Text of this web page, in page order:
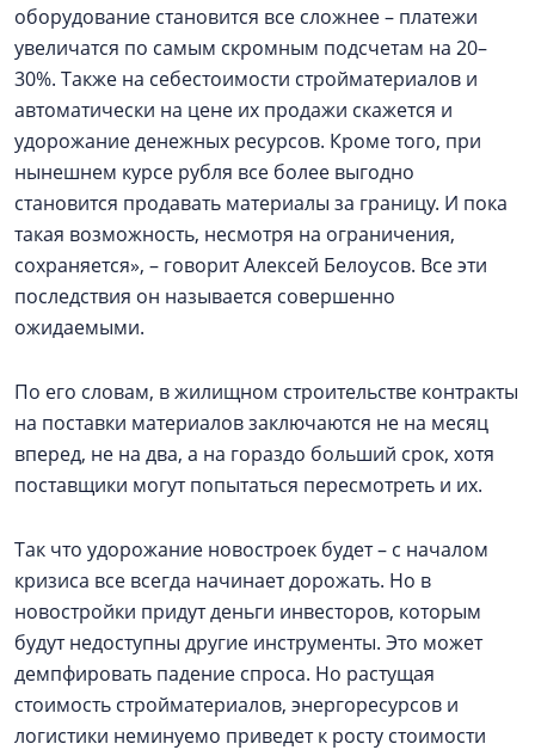
оборудование становится все сложнее – платежи
увеличатся по самым скромным подсчетам на 20–
30%. Также на себестоимости стройматериалов и
автоматически на цене их продажи скажется и
удорожание денежных ресурсов. Кроме того, при
нынешнем курсе рубля все более выгодно
становится продавать материалы за границу. И пока
такая возможность, несмотря на ограничения,
сохраняется», – говорит Алексей Белоусов. Все эти
последствия он называется совершенно
ожидаемыми.
По его словам, в жилищном строительстве контракты
на поставки материалов заключаются не на месяц
вперед, не на два, а на гораздо больший срок, хотя
поставщики могут попытаться пересмотреть и их.
Так что удорожание новостроек будет – с началом
кризиса все всегда начинает дорожать. Но в
новостройки придут деньги инвесторов, которым
будут недоступны другие инструменты. Это может
демпфировать падение спроса. Но растущая
стоимость стройматериалов, энергоресурсов и
логистики неминуемо приведет к росту стоимости